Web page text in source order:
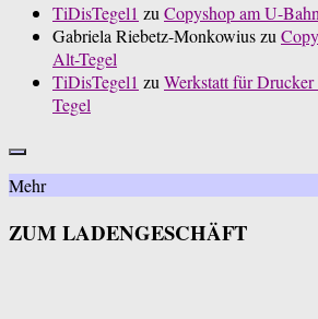
TiDisTegel1 zu Copyshop am U-
Gabriela Riebetz-Monkowiuszu
Alt-Tegel
TiDisTegel1 zu Werkstatt für
Tegel
Mehr
ZUM LADENGESCHÄFT